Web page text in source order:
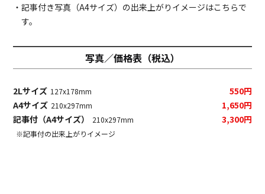
・記事付き写真（A4サイズ）の出来上がりイメージはこちらで
す。
写真／価格表（税込）
2Lサイズ 127x178mm
550円
A4サイズ 210x297mm
1,650円
記事付（A4サイズ）
210x297mm 3,300円
※記事付の出来上がりイメージ